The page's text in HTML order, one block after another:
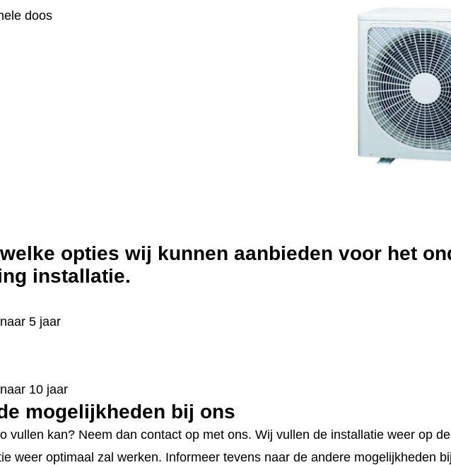
doos
opties wij kunnen aanbieden voor het
installatie.
5 jaar
10 jaar
mogelijkheden bij ons
vullen kan? Neem dan contact op met ons. Wij vullen de installatie weer op
weer optimaal zal werken. Informeer tevens naar de andere mogelijkheden